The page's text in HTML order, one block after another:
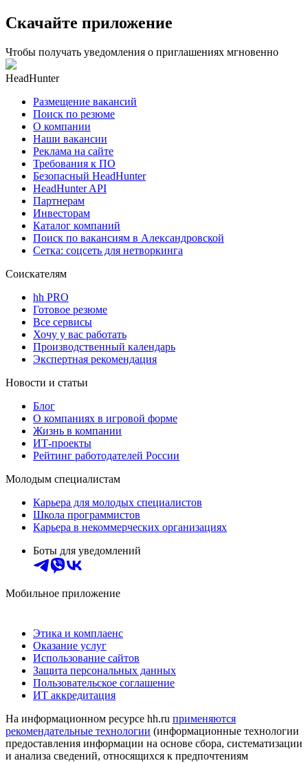
Скачайте приложение
Чтобы получать уведомления о приглашениях мгновенно
HeadHunter
Размещение вакансий
Поиск по резюме
О компании
Наши вакансии
Реклама на сайте
Требования к ПО
Безопасный HeadHunter
HeadHunter API
Партнерам
Инвесторам
Каталог компаний
Поиск по вакансиям в Александровской
Сетка: соцсеть для нетворкинга
Соискателям
hh PRO
Готовое резюме
Все сервисы
Хочу у вас работать
Производственный календарь
Экспертная рекомендация
Новости и статьи
Блог
О компаниях в игровой форме
Жизнь в компании
ИТ-проекты
Рейтинг работодателей России
Молодым специалистам
Карьера для молодых специалистов
Школа программистов
Карьера в некоммерческих организациях
Боты для уведомлений
Мобильное приложение
Этика и комплаенс
Оказание услуг
Использование сайтов
Защита персональных данных
Пользовательское соглашение
ИТ аккредитация
На информационном ресурсе hh.ru применяются
рекомендательные технологии (информационные технологии
предоставления информации на основе сбора, систематизации
и анализа сведений, относящихся к предпочтениям